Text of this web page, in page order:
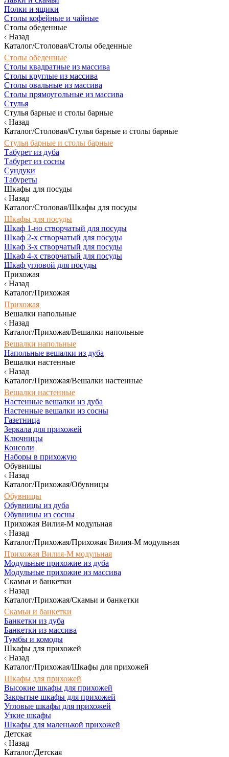
Полки и ящики
Столы кофейные и чайные
Столы обеденные
Назад
Каталог/Столовая/Столы обеденные
Столы обеденные
Столы квадратные из массива
Столы круглые из массива
Столы овальные из массива
Столы прямоугольные из массива
Стулья
Стулья барные и столы барные
Назад
Каталог/Столовая/Стулья барные и столы барные
Стулья барные и столы барные
Табурет из дуба
Табурет из сосны
Сундуки
Табуреты
Шкафы для посуды
Назад
Каталог/Столовая/Шкафы для посуды
Шкафы для посуды
Шкаф 1-но створчатый для посуды
Шкаф 2-х створчатый для посуды
Шкаф 3-х створчатый для посуды
Шкаф 4-х створчатый для посуды
Шкаф угловой для посуды
Прихожая
Назад
Каталог/Прихожая
Прихожая
Вешалки напольные
Назад
Каталог/Прихожая/Вешалки напольные
Вешалки напольные
Напольные вешалки из дуба
Вешалки настенные
Назад
Каталог/Прихожая/Вешалки настенные
Вешалки настенные
Настенные вешалки из дуба
Настенные вешалки из сосны
Газетница
Зеркала для прихожей
Ключницы
Консоли
Наборы в прихожую
Обувницы
Назад
Каталог/Прихожая/Обувницы
Обувницы
Обувницы из дуба
Обувницы из сосны
Прихожая Вилия-М модульная
Назад
Каталог/Прихожая/Прихожая Вилия-М модульная
Прихожая Вилия-М модульная
Модульные прихожие из дуба
Модульные прихожие из массива
Скамьи и банкетки
Назад
Каталог/Прихожая/Скамьи и банкетки
Скамьи и банкетки
Банкетки из дуба
Банкетки из массива
Тумбы и комоды
Шкафы для прихожей
Назад
Каталог/Прихожая/Шкафы для прихожей
Шкафы для прихожей
Высокие шкафы для прихожей
Закрытые шкафы для прихожей
Угловые шкафы для прихожей
Узкие шкафы
Шкафы для маленькой прихожей
Детская
Назад
Каталог/Детская